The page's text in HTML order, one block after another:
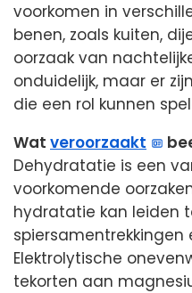
voorkomen in
benen, zoals kuiten,
oorzaak van
onduidelijk, maar er
die een rol kunnen
Wat veroorzaakt
Dehydratatie is een
voorkomende
hydratatie kan leiden
spiersamentrekkingen
Elektrolytische
tekorten aan